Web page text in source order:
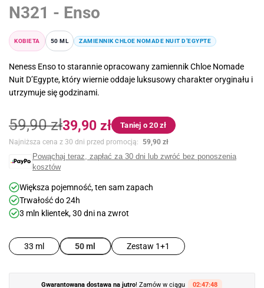
N321 - Enso
KOBIETA 50 ML ZAMIENNIK CHLOE NOMADE NUIT D’EGYPTE
Neness Enso to starannie opracowany zamiennik Chloe Nomade
Nuit D’Egypte, który wiernie oddaje luksusowy charakter oryginału i
utrzymuje się godzinami.
Cena
regularna
59,90 złCena
promocyjna
39,90 zł Taniej o 20 zł
Najniższa cena z 30 dni przed promocją: 59,90 zł
Powąchaj teraz, zapłać za 30 dni lub zwróć bez ponoszenia
kosztów
Większa pojemność, ten sam zapach
Trwałość do 24h
3 mln klientek, 30 dni na zwrot
33 ml 50 ml Zestaw 1+1
Gwarantowana dostawa na jutro! Zamów w ciągu 02:47:47